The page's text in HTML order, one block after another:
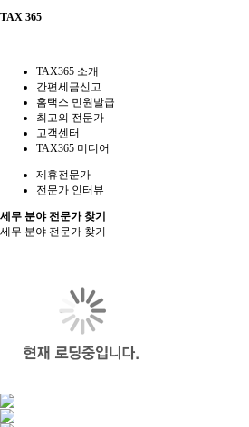
TAX 365
TAX365 소개
간편세금신고
홈택스 민원발급
최고의 전문가
고객센터
TAX365 미디어
제휴전문가
전문가 인터뷰
세무 분야 전문가 찾기
세무 분야 전문가 찾기